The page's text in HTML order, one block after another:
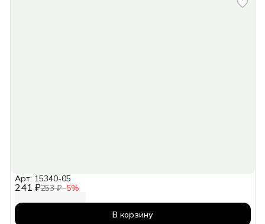
241 ₽253 ₽−5%
Арт: 15340-05
В корзину